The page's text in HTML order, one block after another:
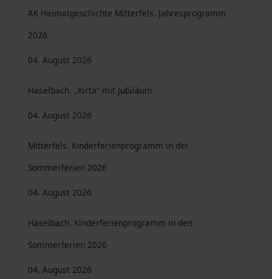
AK Heimatgeschichte Mitterfels. Jahresprogramm
2026
04. August 2026
Haselbach. „Kirta“ mit Jubiläum
04. August 2026
Mitterfels. Kinderferienprogramm in der
Sommerferien 2026
04. August 2026
Haselbach. Kinderferienprogramm in den
Sommerferien 2026
04. August 2026